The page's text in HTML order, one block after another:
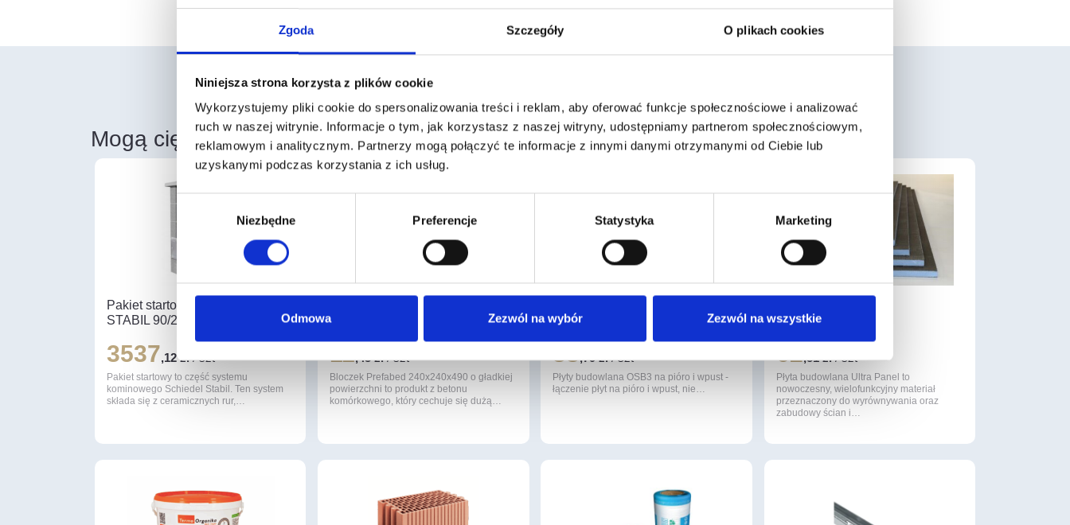
Zgoda Szczegóły O plikach cookies
Niniejsza strona korzysta z plików cookie
Wykorzystujemy pliki cookie do spersonalizowania treści i reklam, aby oferować funkcje społecznościowe i analizować
ruch w naszej witrynie. Informacje o tym, jak korzystasz z naszej witryny, udostępniamy partnerom społecznościowym,
reklamowym i analitycznym. Partnerzy mogą połączyć te informacje z innymi danymi otrzymanymi od Ciebie lub
uzyskanymi podczas korzystania z ich usług.
Wybór
zgody
Niezbędne Preferencje Statystyka Marketing
Odmowa Zezwól na wybór Zezwól na wszystkie
Mogą cię również zainteresować
Pakiet startowy SCHIEDEL
STABIL 90/20+2W cm 6mb
3537,12 zł/ szt
Pakiet startowy to część systemu
kominowego Schiedel Stabil. Ten system
składa się z ceramicznych rur,…
– Gładki
11,43 zł/ szt
Bloczek Prefabed 240x240x490 o gładkiej
powierzchni to produkt z betonu
komórkowego, który cechuje się dużą…
MM WYM. 2500X625 P+W
88,79 zł/ szt
Płyty budowlana OSB3 na pióro i wpust -
łączenie płyt na pióro i wpust, nie…
1250X600X6mm
62,51 zł/ szt
Płyta budowlana Ultra Panel to
nowoczesny, wielofunkcyjny materiał
przeznaczony do wyrównywania oraz
zabudowy ścian i…